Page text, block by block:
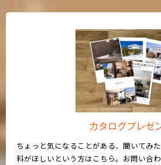
カタログプレゼ
ちょっと気になることがある、聞いてみ
料がほしいという方はこちら。お問い合